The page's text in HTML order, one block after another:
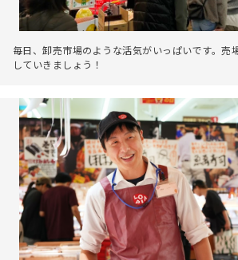
毎日、卸売市場のような活気がいっぱいです。売
していきましょう！